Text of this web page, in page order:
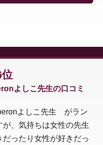
よしこ先生の口コミ
よしこ先生 がラン
、気持ちは女性の先生
ったり女性が好きだっ